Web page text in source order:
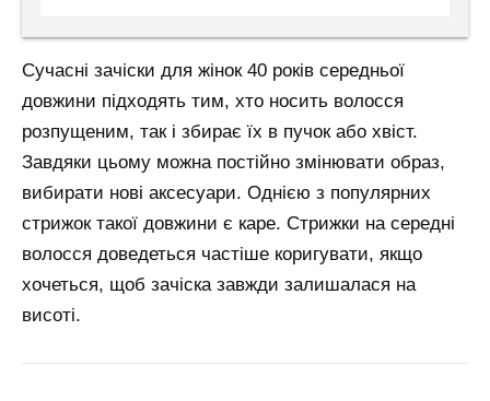
Сучасні зачіски для жінок 40 років середньої
довжини підходять тим, хто носить волосся
розпущеним, так і збирає їх в пучок або хвіст.
Завдяки цьому можна постійно змінювати образ,
вибирати нові аксесуари. Однією з популярних
стрижок такої довжини є каре. Стрижки на середні
волосся доведеться частіше коригувати, якщо
хочеться, щоб зачіска завжди залишалася на
висоті.